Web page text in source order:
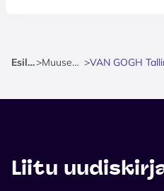
Esileht> Muuseumid >
Liitu